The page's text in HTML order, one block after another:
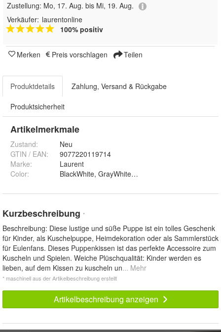
Zustellung: Mo, 17. Aug. bis Mi, 19. Aug.
Verkäufer: laurentonline
100% positiv
Merken Preis vorschlagen Teilen
Produktdetails Zahlung, Versand & Rückgabe
Produktsicherheit
Artikelmerkmale
Zustand:
Neu
GTIN / EAN:
9077220119714
Marke:
Laurent
Color:
Kurzbeschreibung *
Beschreibung: Diese lustige und süße Puppe ist ein tolles Geschenk
für Kinder, als Kuschelpuppe, Heimdekoration oder als Sammlerstück
für Eulenfans. Dieses Puppenkissen ist das perfekte Accessoire zum
Kuscheln und Spielen. Weiche Plüschqualität: Kinder werden es
lieben, auf dem Kissen zu kuscheln un... Mehr
* maschinell aus der Artikelbeschreibung erstellt
Artikelbeschreibung anzeigen